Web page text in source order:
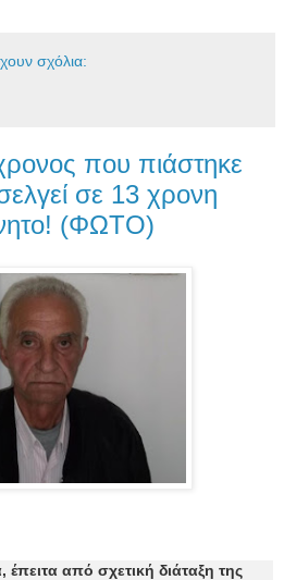
σχόλια:
που πιάστηκε
σε 13 χρονη
(ΦΩΤΟ)
έπειτα από σχετική διάταξη της